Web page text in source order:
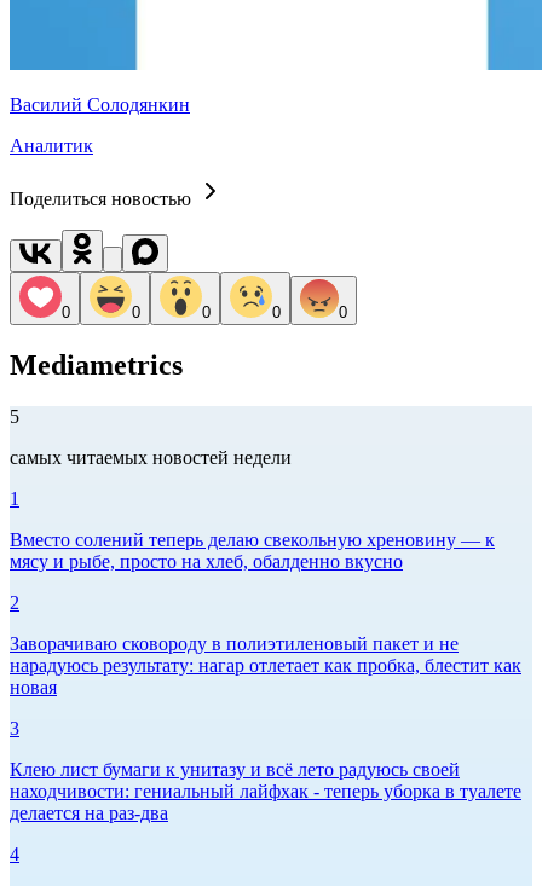
Василий Солодянкин
Аналитик
Поделиться новостью
0 0 0 0 0
Mediametrics
5
самых читаемых новостей недели
1
Вместо солений теперь делаю свекольную хреновину — к
мясу и рыбе, просто на хлеб, обалденно вкусно
2
Заворачиваю сковороду в полиэтиленовый пакет и не
нарадуюсь результату: нагар отлетает как пробка, блестит как
новая
3
Клею лист бумаги к унитазу и всё лето радуюсь своей
находчивости: гениальный лайфхак - теперь уборка в туалете
делается на раз-два
4